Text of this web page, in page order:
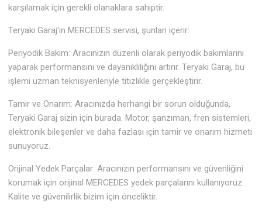
karşılamak için gerekli olanaklara sahiptir.
Teryaki Garaj’ın MERCEDES servisi, şunları içerir:
Periyodik Bakım: Aracınızın düzenli olarak periyodik bakımlarını
yaparak performansını ve dayanıklılığını artırır. Teryaki Garaj, bu
işlemi uzman teknisyenleriyle titizlikle gerçekleştirir.
Tamir ve Onarım: Aracınızda herhangi bir sorun olduğunda,
Teryaki Garaj sizin için burada. Motor, şanzıman, fren sistemleri,
elektronik bileşenler ve daha fazlası için tamir ve onarım hizmeti
sunuyoruz.
Orijinal Yedek Parçalar: Aracınızın performansını ve güvenliğini
korumak için orijinal MERCEDES yedek parçalarını kullanıyoruz.
Kalite ve güvenilirlik bizim için önceliktir.